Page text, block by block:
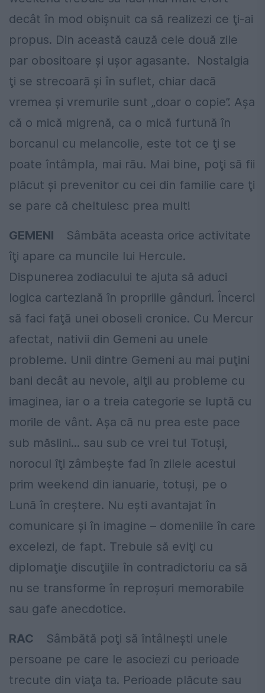
decât în mod obişnuit ca să realizezi ce ţi-ai
propus. Din această cauză cele două zile
par obositoare şi uşor agasante. Nostalgia
ţi se strecoară şi în suflet, chiar dacă
vremea şi vremurile sunt „doar o copie”. Aşa
că o mică migrenă, ca o mică furtună în
borcanul cu melancolie, este tot ce ţi se
poate întâmpla, mai rău. Mai bine, poţi să fii
plăcut şi prevenitor cu cei din familie care ţi
se pare că cheltuiesc prea mult!
GEMENI
Sâmbăta aceasta orice activitate
îţi apare ca muncile lui Hercule.
Dispunerea zodiacului te ajuta să aduci
logica carteziană în propriile gânduri. Încerci
să faci faţă unei oboseli cronice. Cu Mercur
afectat, nativii din Gemeni au unele
probleme. Unii dintre Gemeni au mai puţini
bani decât au nevoie, alţii au probleme cu
imaginea, iar o a treia categorie se luptă cu
morile de vânt. Aşa că nu prea este pace
sub măslini... sau sub ce vrei tu! Totuşi,
norocul îţi zâmbeşte fad în zilele acestui
prim weekend din ianuarie, totuşi, pe o
Lună în creştere. Nu eşti avantajat în
comunicare şi în imagine – domeniile în care
excelezi, de fapt. Trebuie să eviţi cu
diplomaţie discuţiile în contradictoriu ca să
nu se transforme în reproşuri memorabile
sau gafe anecdotice.
RAC
Sâmbătă poţi să întâlneşti unele
persoane pe care le asociezi cu perioade
trecute din viaţa ta. Perioade plăcute sau